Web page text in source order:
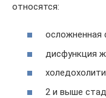
относятся:
осложненная
дисфункция
2 и выше